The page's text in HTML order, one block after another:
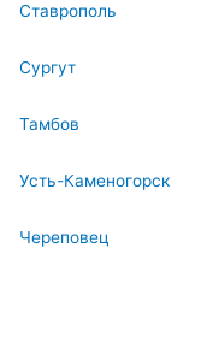
Ставрополь
Сургут
Тамбов
Усть-Каменогорск
Череповец